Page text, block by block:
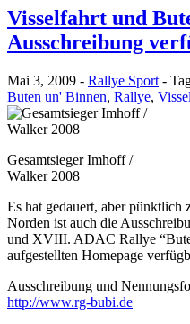
Visselfahrt und
Ausschreibung
Mai 3, 2009 - Rallye Sport -
Buten un' Binnen, Rallye,
Gesamtsieger Imhoff /
Walker 2008
Es hat gedauert, aber
Norden ist auch die
und XVIII. ADAC Rallye
aufgestellten Homepage
Ausschreibung und
http://www.rg-bubi.de